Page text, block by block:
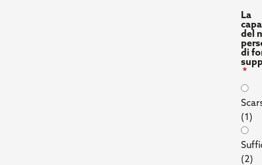
La
del
di
(1)
(2)